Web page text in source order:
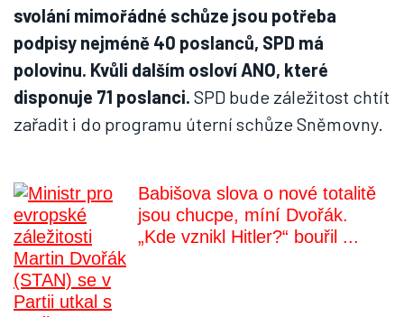
svolání mimořádné schůze jsou potřeba
podpisy nejméně 40 poslanců, SPD má
polovinu. Kvůli dalším osloví ANO, které
disponuje 71 poslanci. SPD bude záležitost chtít
zařadit i do programu úterní schůze Sněmovny.
Babišova slova o nové totalitě
jsou chucpe, míní Dvořák.
„Kde vznikl Hitler?“ bouřil ...